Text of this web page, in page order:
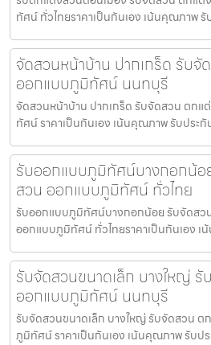
ทัศน์ ทั่วไทยราคาเป็นกันเอง เน้นคุณภาพ
จัดสวนหน้าบ้าน ปากเกร็ด รับจั
ออกแบบภูมิทัศน์ นนทบุรี
จัดสวนหน้าบ้าน ปากเกร็ด รับจัดสวน ตก
ทัศน์ ราคาเป็นกันเอง เน้นคุณภาพ รับประ
รับออกแบบภูมิทัศน์บางกอกน้
สวน ออกแบบภูมิทัศน์ ทั่วไทย
รับออกแบบภูมิทัศน์บางกอกน้อย รับจัดส
ออกแบบภูมิทัศน์ ทั่วไทยราคาเป็นกันเอง
รับจัดสวนขนาดเล็ก บางใหญ่
ออกแบบภูมิทัศน์ นนทบุรี
รับจัดสวนขนาดเล็ก บางใหญ่ รับจัดสวน
ภูมิทัศน์ ราคาเป็นกันเอง เน้นคุณภาพ รับป